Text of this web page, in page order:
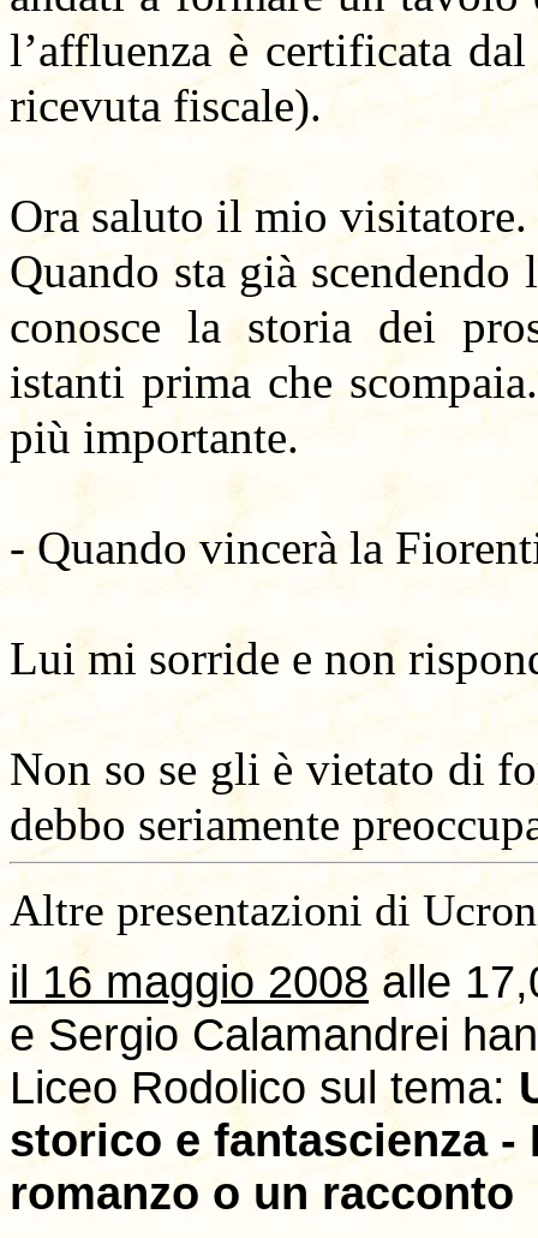
l’affluenza è certificata
ricevuta fiscale).
Ora saluto il mio visitatore.
Quando sta già
conosce la storia dei
istanti prima che
più importante.
- Quando vincerà la
Lui mi sorride e non
Non so se gli è vietato di
debbo seriamente
Altre presentazioni di
il 16 maggio 2008 alle
e Sergio Calamandrei
Liceo Rodolico sul tema:
storico e fantascienza
romanzo o un racconto